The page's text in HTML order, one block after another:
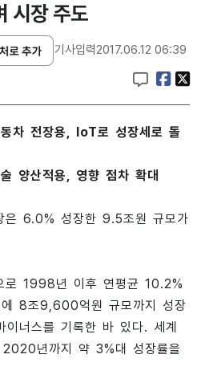
시장 주도
기사입력2017.06.12 06:39
차 전장용, IoT로 성장세로 돌
양산적용, 영향 점차 확대
은 6.0% 성장한 9.5조원 규모가
로 1998년 이후 연평균 10.2%
8조9,600억원 규모까지 성장
너스를 기록한 바 있다. 세계
년까지 약 3%대 성장률을